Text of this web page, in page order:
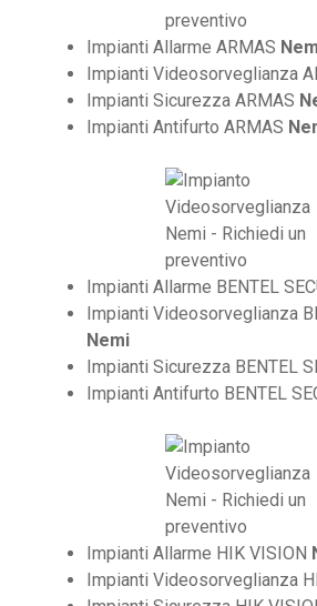
Impianti Allarme ARMAS
Impianti Videosorveglianza
Impianti Sicurezza ARMAS
Impianti Antifurto ARMAS
Impianti Allarme BENTEL
Impianti Videosorveglianza
Nemi
Impianti Sicurezza BENTEL
Impianti Antifurto BENTEL
Impianti Allarme HIK VISION
Impianti Videosorveglianza